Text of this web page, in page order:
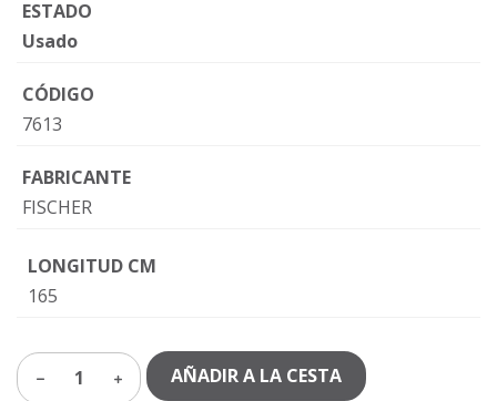
ESTADO
Usado
CÓDIGO
7613
FABRICANTE
FISCHER
LONGITUD CM
165
1 AÑADIR A LA CESTA